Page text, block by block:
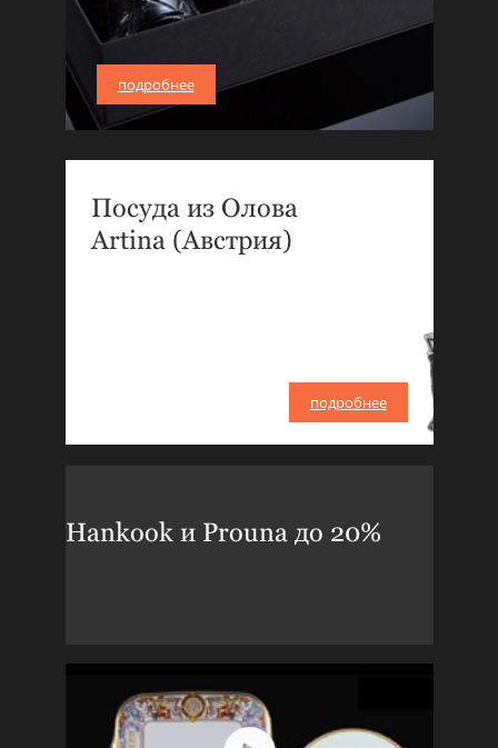
подробнее
Посуда из Олова
Artina (Австрия)
подробнее
Hankook и Prouna до 20%